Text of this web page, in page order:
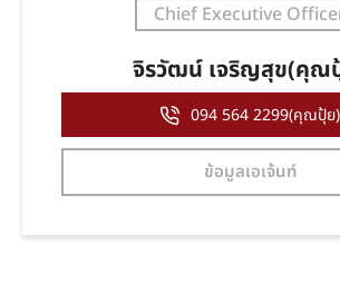
Chief Executive
จิรวัฒน์ เจริญสุข(คุณ
094 564 2299(คุณปุ้ย)
ข้อมูลเอเจ้นท์